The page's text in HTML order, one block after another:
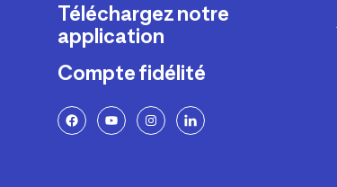
Téléchargez notre
application
Compte fidélité